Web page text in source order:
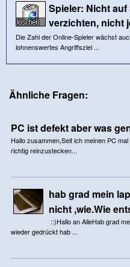
Spieler: Nicht
verzichten, nicht
Die Zahl der Online-Spieler wächst
lohnenswertes Angriffsziel ...
Ähnliche Fragen:
PC ist defekt aber was
Hallo zusammen,Seit ich meinen PC
richtig reinzustecken...
hab grad mein
nicht ,wie.Wie
::)Hallo an AlleHab grad
wieder gedrückt hab ...